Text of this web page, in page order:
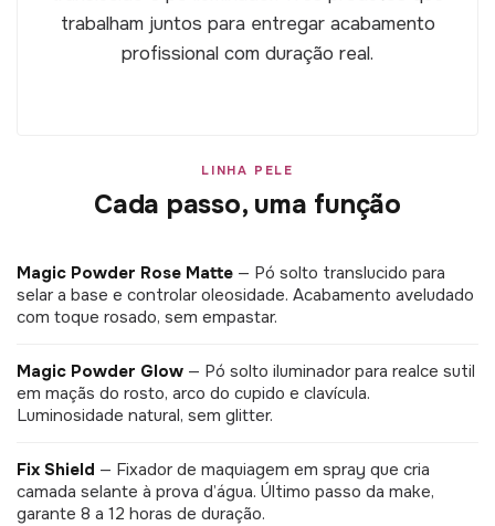
trabalham juntos para entregar acabamento
profissional com duração real.
LINHA PELE
Cada passo, uma função
Magic Powder Rose Matte — Pó solto translucido para
selar a base e controlar oleosidade. Acabamento aveludado
com toque rosado, sem empastar.
Magic Powder Glow — Pó solto iluminador para realce sutil
em maçãs do rosto, arco do cupido e clavícula.
Luminosidade natural, sem glitter.
Fix Shield — Fixador de maquiagem em spray que cria
camada selante à prova d’água. Último passo da make,
garante 8 a 12 horas de duração.